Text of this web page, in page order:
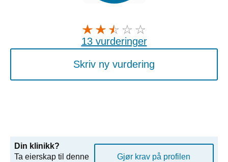
13 vurderinger
Skriv ny vurdering
Din klinikk?
Ta eierskap til denne
Gjør krav på profilen